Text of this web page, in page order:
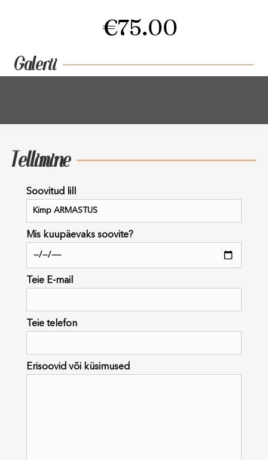
€75.00
Galerii
Tellimine
Soovitud lill
Mis kuupäevaks soovite?
Teie E-mail
Teie telefon
Erisoovid või küsimused